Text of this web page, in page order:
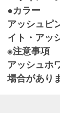
●カラー
アッシュピ
イト・アッ
※注意事項
アッシュホ
場合があり